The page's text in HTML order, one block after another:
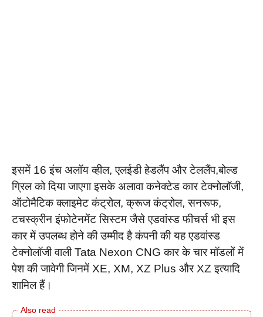
इसमें 16 इंच अलॉय व्हील, एलईडी हेडलैंप और टेललैंप,बोल्ड
ग्रिल को दिया जाएगा इसके अलावा कनेक्टेड कार टेक्नोलॉजी,
ऑटोमैटिक क्लाइमेट कंट्रोल, क्रूज कंट्रोल, सनरूफ,
टचस्क्रीन इंफोटेनमेंट सिस्टम जैसे एडवांस्ड फीचर्स भी इस
कार में उपलब्ध होने की उम्मीद है कंपनी की यह एडवांस्ड
टेक्नोलॉजी वाली Tata Nexon CNG कार के चार मॉडलों में
पेश की जावेगी जिनमें XE, XM, XZ Plus और XZ इत्यादि
शामिल हैं।